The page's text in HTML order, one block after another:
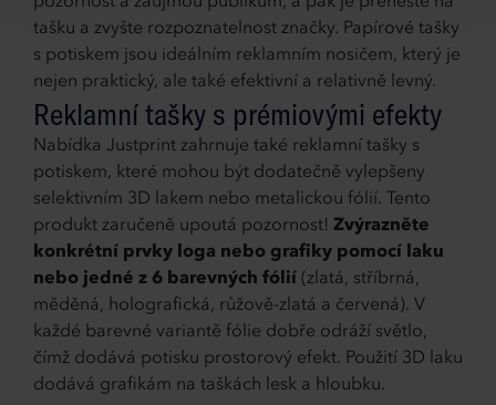
tašku a zvyšte rozpoznatelnost značky. Papírové tašky
s potiskem jsou ideálním reklamním nosičem, který je
nejen praktický, ale také efektivní a relativně levný.
Reklamní tašky s prémiovými efekty
Nabídka Justprint zahrnuje také reklamní tašky s
potiskem, které mohou být dodatečně vylepšeny
selektivním 3D lakem nebo metalickou fólií. Tento
produkt zaručeně upoutá pozornost! Zvýrazněte
konkrétní prvky loga nebo grafiky pomocí laku
nebo jedné z 6 barevných fólií (zlatá, stříbrná,
měděná, holografická, růžově-zlatá a červená). V
každé barevné variantě fólie dobře odráží světlo,
čímž dodává potisku prostorový efekt. Použití 3D laku
dodává grafikám na taškách lesk a hloubku.